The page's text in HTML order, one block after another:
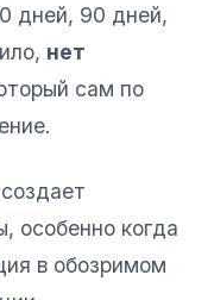
дней, 90 дней,
нет
сам по
особенно когда
в обозримом